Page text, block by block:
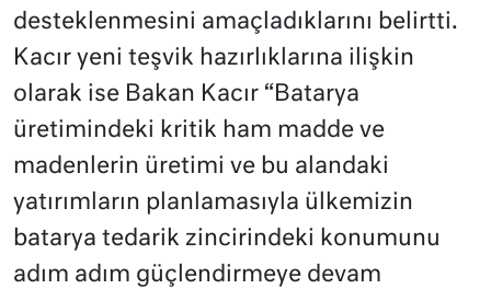
desteklenmesini amaçladıklarını belirtti.
Kacır yeni teşvik hazırlıklarına ilişkin
olarak ise Bakan Kacır “Batarya
üretimindeki kritik ham madde ve
madenlerin üretimi ve bu alandaki
yatırımların planlamasıyla ülkemizin
batarya tedarik zincirindeki konumunu
adım adım güçlendirmeye devam